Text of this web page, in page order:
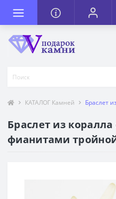
КАТАЛОГ Камней Браслет
Браслет из
фианитами